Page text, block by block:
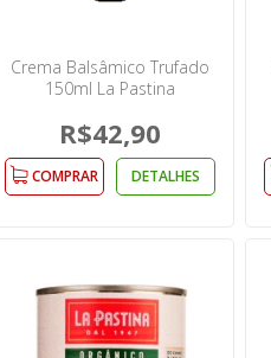
Crema Balsâmico Trufado
150ml La Pastina
R$42,90
COMPRAR DETALHES